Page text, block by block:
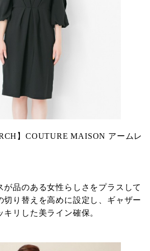
】COUTURE MAISON アームレ
が品のある女性らしさをプラスして
切り替えを高めに設定し、ギャザー
リした美ライン確保。